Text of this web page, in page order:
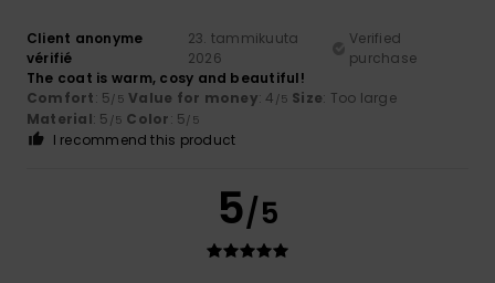
Client anonyme
vérifié
23. tammikuuta
2026
Verified
purchase
The coat is warm, cosy and beautiful!
Comfort: 5/5 Value for money: 4 /5 Size: Too large
Material: 5 /5 Color: 5/5
I recommend this product
5/5